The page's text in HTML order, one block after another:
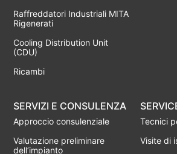
Raffreddatori Industriali MITA
Rigenerati
Cooling Distribution Unit
(CDU)
Ricambi
SERVIZI E CONSULENZA
Approccio consulenziale
Valutazione preliminare
dell’impianto
Tecnici
Visite di